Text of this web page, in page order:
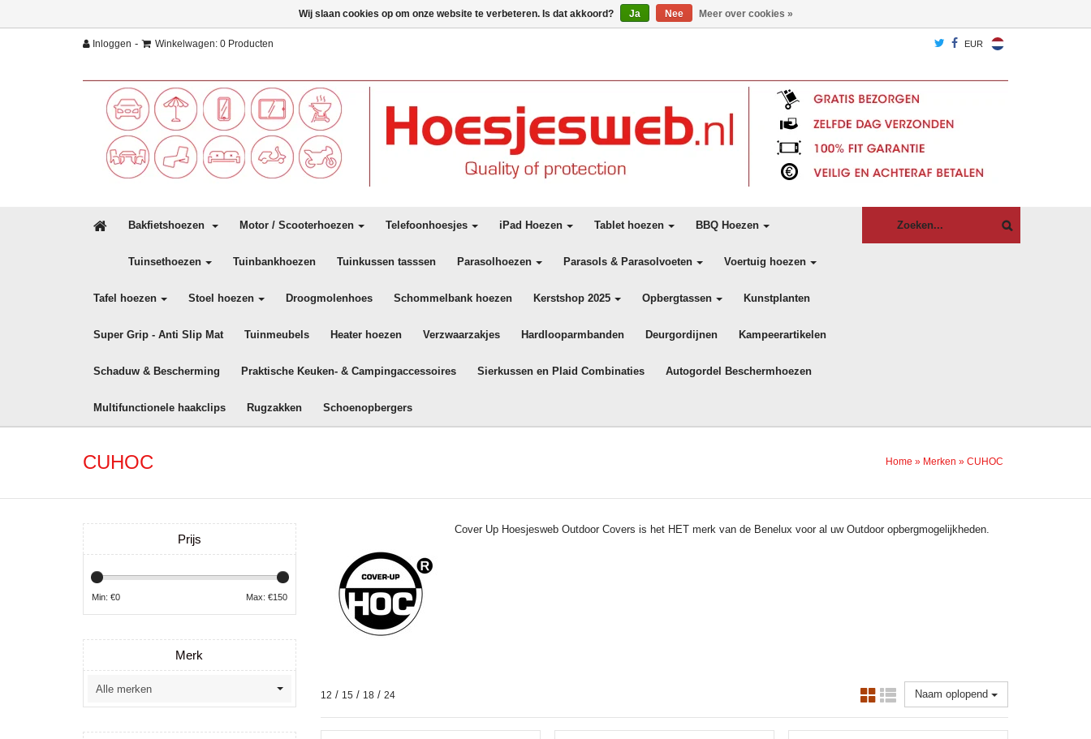
Inloggen - Winkelwagen: 0 Producten EUR
Bakfietshoezen Motor / Scooterhoezen Telefoonhoesjes iPad Hoezen Tablet hoezen BBQ Hoezen
Tuinsethoezen Tuinbankhoezen Tuinkussen tasssen Parasolhoezen Parasols & Parasolvoeten Voertuig hoezen
Tafel hoezen Stoel hoezen Droogmolenhoes Schommelbank hoezen Kerstshop 2025 Opbergtassen Kunstplanten
Super Grip - Anti Slip Mat Tuinmeubels Heater hoezen Verzwaarzakjes Hardlooparmbanden Deurgordijnen Kampeerartikelen
Schaduw & Bescherming Praktische Keuken- & Campingaccessoires Sierkussen en Plaid Combinaties Autogordel Beschermhoezen
Multifunctionele haakclips Rugzakken Schoenopbergers
CUHOC Home » Merken » CUHOC
Cover Up Hoesjesweb Outdoor Covers is het HET merk van de Benelux voor al uw Outdoor opbergmogelijkheden.
12 / 15 / 18/ 24 Naam oplopend
Prijs
Min: €0 Max: €150
Merk
Wij slaan cookies op om onze website te verbeteren. Is dat akkoord? Ja Nee Meer over cookies »